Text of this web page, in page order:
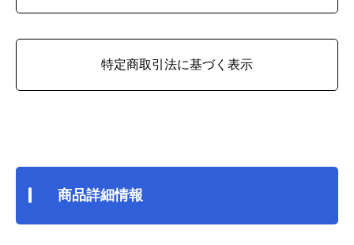
特定商取引法に基づく表示
商品詳細情報